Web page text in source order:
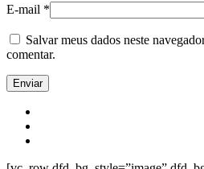
E-mail *
Salvar meus dados neste
comentar.